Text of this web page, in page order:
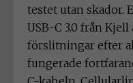
testet utan skador.
USB-C 3.0 från Kjell
förslitningar efter
fungerade